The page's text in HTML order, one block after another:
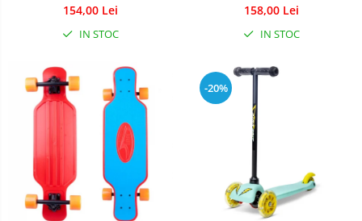
Covorase de joaca
Lampi de veghe
Saltele de infasat
154,00 Lei
IN STOC
158,00 Lei
IN STOC
-20%